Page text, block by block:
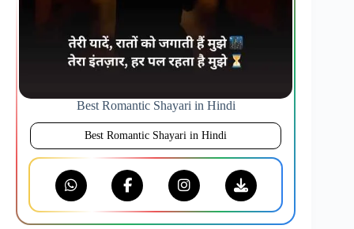
Best Romantic Shayari in Hindi
Best Romantic Shayari in Hindi